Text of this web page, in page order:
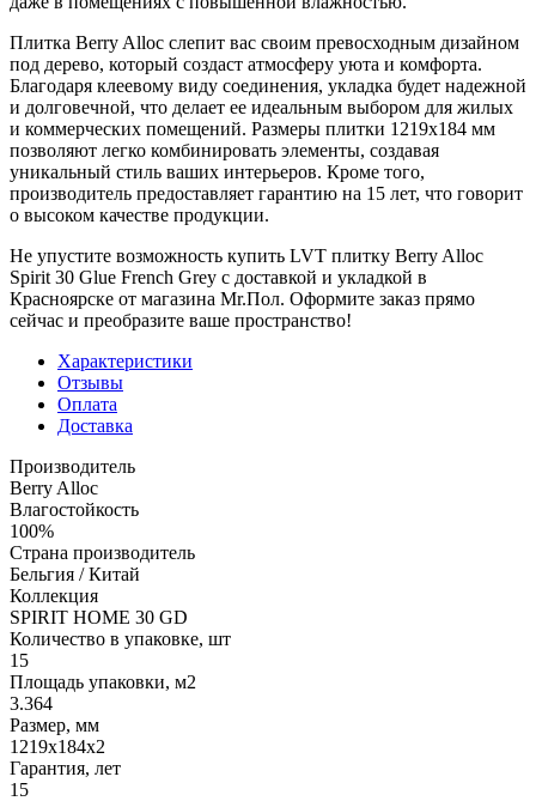
Плитка Berry Alloc слепит вас своим превосходным дизайном
под дерево, который создаст атмосферу уюта и комфорта.
Благодаря клеевому виду соединения, укладка будет надежной
и долговечной, что делает ее идеальным выбором для жилых
и коммерческих помещений. Размеры плитки 1219х184 мм
позволяют легко комбинировать элементы, создавая
уникальный стиль ваших интерьеров. Кроме того,
производитель предоставляет гарантию на 15 лет, что говорит
о высоком качестве продукции.
Не упустите возможность купить LVT плитку Berry Alloc
Spirit 30 Glue French Grey с доставкой и укладкой в
Красноярске от магазина Mr.Пол. Оформите заказ прямо
сейчас и преобразите ваше пространство!
Характеристики
Отзывы
Оплата
Доставка
Производитель
Berry Alloc
Влагостойкость
100%
Страна производитель
Бельгия / Китай
Коллекция
SPIRIT HOME 30 GD
Количество в упаковке, шт
15
Площадь упаковки, м2
3.364
Размер, мм
1219х184х2
Гарантия, лет
15